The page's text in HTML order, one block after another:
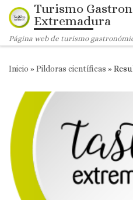
Saltar al contenido
Turismo
Extremadura
Página web de turismo
Inicio » Pildoras científicas »